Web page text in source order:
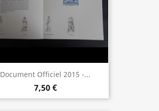
Document Officiel 2015 -...
7,50 €